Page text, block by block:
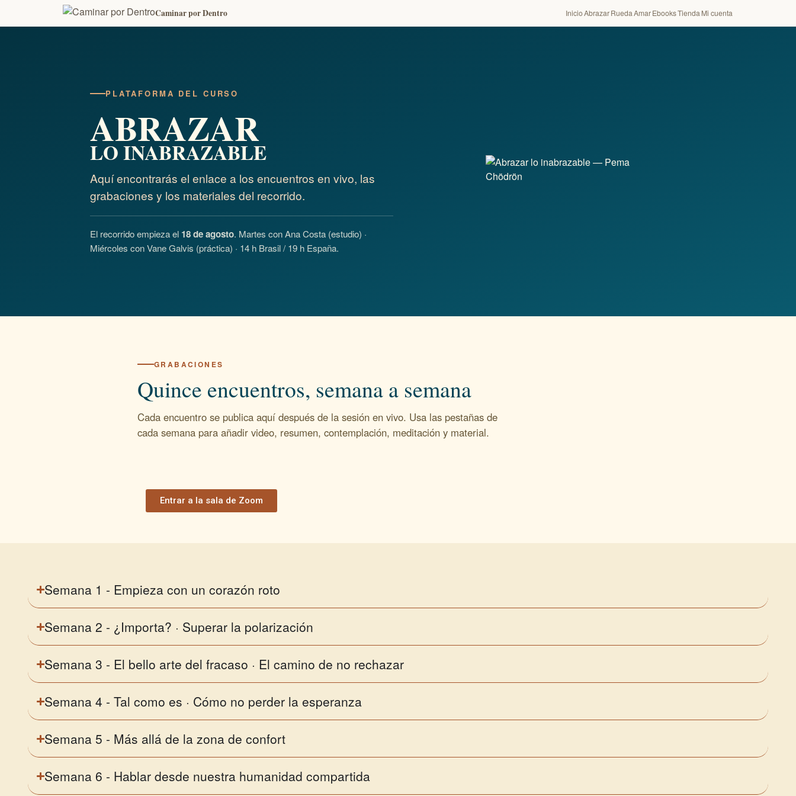
Caminar por Dentro InicioAbrazarRuedaAmarEbooksTienda Mi cuenta
PLATAFORMA DEL CURSO
ABRAZAR
LO INABRAZABLE
Aquí encontrarás el enlace a los encuentros en vivo, las
grabaciones y los materiales del recorrido.
El recorrido empieza el 18 de agosto. Martes con Ana Costa (estudio) ·
Miércoles con Vane Galvis (práctica) · 14 h Brasil / 19 h España.
GRABACIONES
Quince encuentros, semana a semana
Cada encuentro se publica aquí después de la sesión en vivo. Usa las pestañas de
cada semana para añadir video, resumen, contemplación, meditación y material.
Entrar a la sala de Zoom
Semana 1 - Empieza con un corazón roto
Semana 2 - ¿Importa? · Superar la polarización
Semana 3 - El bello arte del fracaso · El camino de no rechazar
Semana 4 - Tal como es · Cómo no perder la esperanza
Semana 5 - Más allá de la zona de confort
Semana 6 - Hablar desde nuestra humanidad compartida